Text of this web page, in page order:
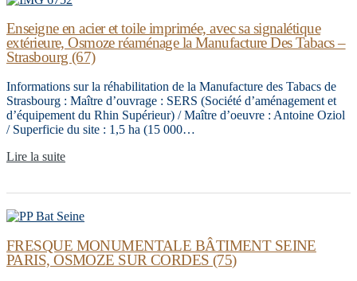
Enseigne en acier et toile imprimée, avec sa signalétique
extérieure, Osmoze réaménage la Manufacture Des Tabacs –
Strasbourg (67)
Informations sur la réhabilitation de la Manufacture des Tabacs de
Strasbourg : Maître d’ouvrage : SERS (Société d’aménagement et
d’équipement du Rhin Supérieur) / Maître d’oeuvre : Antoine Oziol
/ Superficie du site : 1,5 ha (15 000…
Lire la suite
FRESQUE MONUMENTALE BÂTIMENT SEINE
PARIS, OSMOZE SUR CORDES (75)